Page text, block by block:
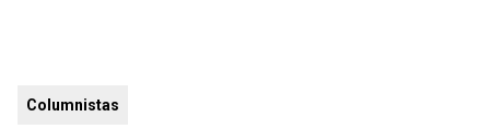
Columnistas